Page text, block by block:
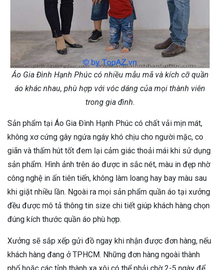
Áo Gia Đình Hạnh Phúc có nhiều mẫu mã và kích cỡ quần
áo khác nhau, phù hợp với vóc dáng của mọi thành viên
trong gia đình.
Sản phẩm tại Áo Gia Đình Hạnh Phúc có chất vải mịn mát,
không xơ cứng gây ngứa ngáy khó chịu cho người mặc, co
giãn và thấm hút tốt đem lại cảm giác thoải mái khi sử dụng
sản phẩm. Hình ảnh trên áo được in sắc nét, màu in đẹp nhờ
công nghệ in ấn tiên tiến, không làm loang hay bay màu sau
khi giặt nhiều lần. Ngoài ra mọi sản phẩm quần áo tại xưởng
đều được mô tả thông tin size chi tiết giúp khách hàng chọn
đúng kích thước quần áo phù hợp.
Xưởng sẽ sắp xếp gửi đồ ngay khi nhận được đơn hàng, nếu
khách hàng đang ở TPHCM. Những đơn hàng ngoài thành